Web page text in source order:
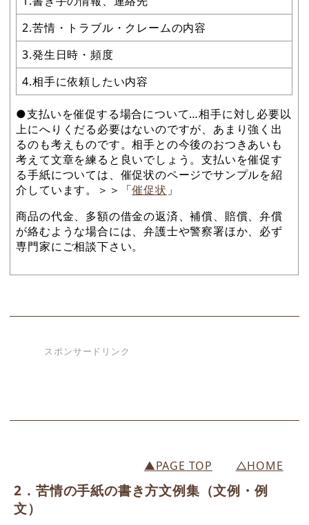
2.苦情・トラブル・クレームの内容
3.発生日時・頻度
4.相手に依頼したい内容
●支払いを催促する場合について…相手に対し必要以
上にへりくだる必要はないのですが、あまり強く出
るのも考えものです。相手との今後のおつきあいも
考えて文章を練ると良いでしょう。支払いを催促す
る手紙については、催促状のページでサンプルを紹
介しています。＞＞「催促状」
商品の代金、多額の借金の返済、補償、賠償、弁償
が絡むような場合には、弁護士や警察署ほか、必ず
専門家にご相談下さい。
スポンサードリンク
▲PAGE TOP △HOME
2．苦情の手紙の書き方文例集（文例・例
文）